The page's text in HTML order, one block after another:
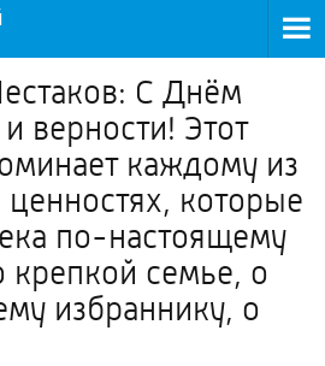
С Днём
верности! Этот
каждому из
ценностях, которые
по-настоящему
крепкой семье, о
избраннику, о